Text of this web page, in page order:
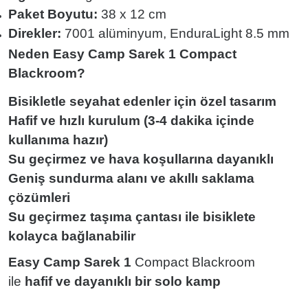
Paket Boyutu: 38 x 12 cm
Direkler: 7001 alüminyum, EnduraLight 8.5 mm
Neden Easy Camp Sarek 1 Compact
Blackroom?
Bisikletle seyahat edenler için özel tasarım
Hafif ve hızlı kurulum (3-4 dakika içinde
kullanıma hazır)
Su geçirmez ve hava koşullarına dayanıklı
Geniş sundurma alanı ve akıllı saklama
çözümleri
Su geçirmez taşıma çantası ile bisiklete
kolayca bağlanabilir
Easy Camp Sarek 1 Compact Blackroom
ile hafif ve dayanıklı bir solo kamp